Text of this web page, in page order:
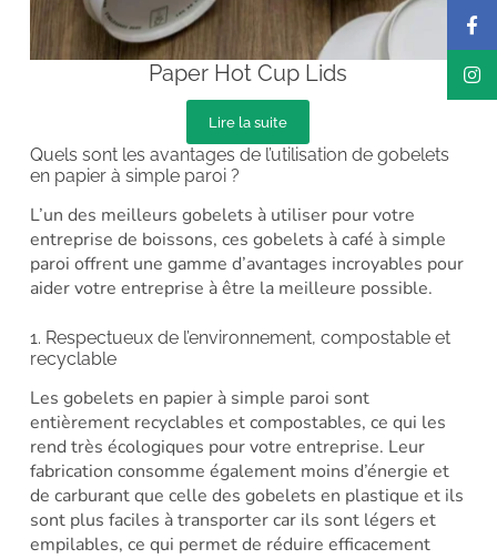
Paper Hot Cup Lids
Lire la suite
Quels sont les avantages de l’utilisation de gobelets
en papier à simple paroi ?
L’un des meilleurs gobelets à utiliser pour votre
entreprise de boissons, ces gobelets à café à simple
paroi offrent une gamme d’avantages incroyables pour
aider votre entreprise à être la meilleure possible.
1. Respectueux de l’environnement, compostable et
recyclable
Les gobelets en papier à simple paroi sont
entièrement recyclables et compostables, ce qui les
rend très écologiques pour votre entreprise. Leur
fabrication consomme également moins d’énergie et
de carburant que celle des gobelets en plastique et ils
sont plus faciles à transporter car ils sont légers et
empilables, ce qui permet de réduire efficacement